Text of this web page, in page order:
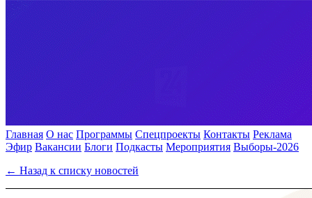
Главная О нас Программы Спецпроекты Контакты Реклама
Эфир Вакансии Блоги Подкасты Мероприятия Выборы-2026
← Назад к списку новостей